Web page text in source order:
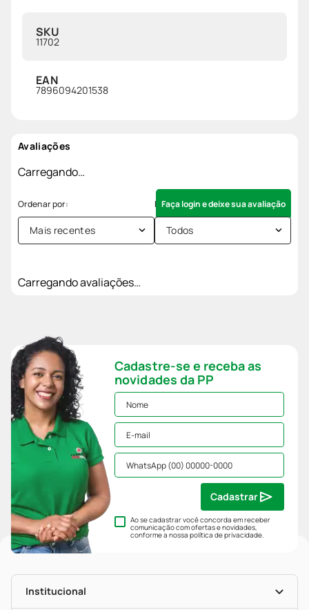
SKU
11702
EAN
7896094201538
Avaliações
Carregando…
Faça login e deixe sua avaliação
Mais recentes Todos
Carregando avaliações…
Cadastre-se e receba as
novidades da PP
Ao se cadastrar você concorda em receber
comunicação com ofertas e novidades,
conforme a nossapolítica de privacidade.
Cadastrar
Institucional